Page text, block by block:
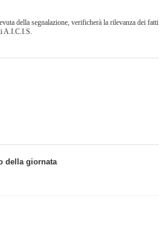
della segnalazione, verificherà la rilevanza dei fatti
A.I.C.I.S.
della giornata